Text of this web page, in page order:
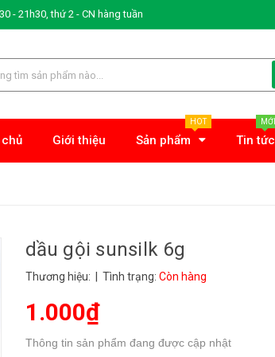
- 21h30, thứ 2 - CN hàng tuần
Giới thiệu Sản phẩm
HOT
Tin tức
MỚI
dầu gội sunsilk 6g
Thương hiệu: | Tình trạng: Còn hàng
1.000₫
Thông tin sản phẩm đang được cập nhật